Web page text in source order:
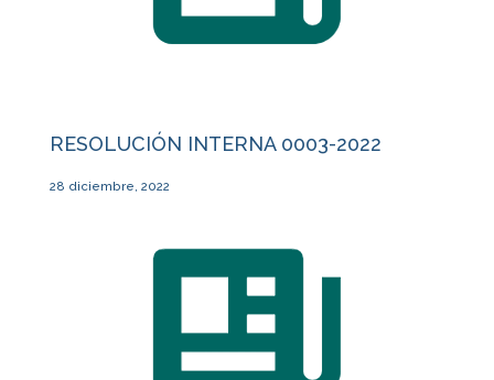
RESOLUCIÓN INTERNA 0003-2022
28 diciembre, 2022